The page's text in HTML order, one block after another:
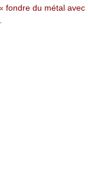
fondre du métal avec